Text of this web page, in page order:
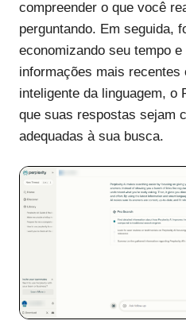
compreender o que você
perguntando. Em seguida,
economizando seu tempo
informações mais recentes
inteligente da linguagem, o
que suas respostas sejam
adequadas à sua busca.